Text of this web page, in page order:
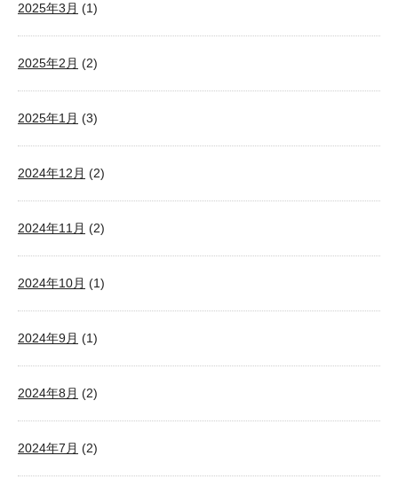
2025年3月 (1)
2025年2月 (2)
2025年1月 (3)
2024年12月 (2)
2024年11月 (2)
2024年10月 (1)
2024年9月 (1)
2024年8月 (2)
2024年7月 (2)